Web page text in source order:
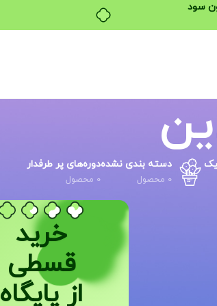
سود
دسته بندی نشده
0 محصول
دوره‌های پر طرفدار
0 محصول
خرید
قسطی
از پایگاه